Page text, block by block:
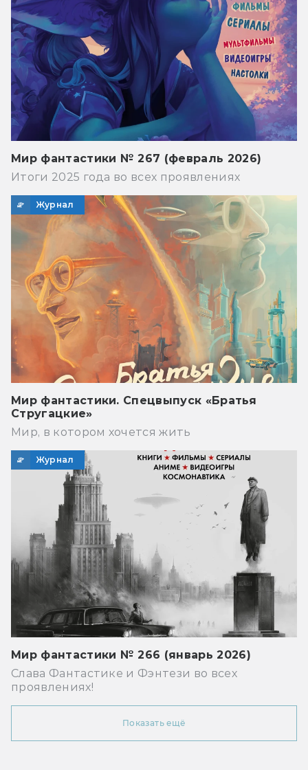
Мир фантастики № 267 (февраль 2026)
Итоги 2025 года во всех проявлениях
Журнал
Мир фантастики. Спецвыпуск «Братья
Стругацкие»
Мир, в котором хочется жить
Журнал
Мир фантастики № 266 (январь 2026)
Слава Фантастике и Фэнтези во всех
проявлениях!
Показать ещё